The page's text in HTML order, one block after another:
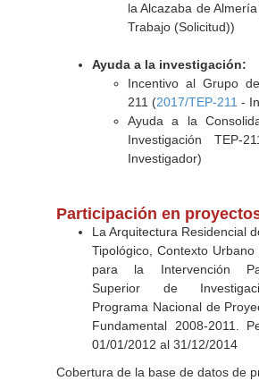
la Alcazaba de
Trabajo (Solicitud))
Ayuda a la investigación:
Incentivo al Grupo
211 (2017/TEP-211 -
Ayuda a la
Investigación TEP-
Investigador)
Participación en
La Arquitectura Residencial
Tipológico, Contexto
para la Intervención
Superior de
Programa Nacional de
Fundamental 2008-2011.
01/01/2012 al 31/12/2014
Cobertura de la base de datos de